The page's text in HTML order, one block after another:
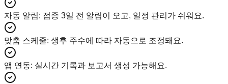
자동 알림: 접종 3일 전 알림이 오고, 일정 관리가 쉬워요.
맞춤 스케줄: 생후 주수에 따라 자동으로 조정돼요.
앱 연동: 실시간 기록과 보고서 생성 가능해요.